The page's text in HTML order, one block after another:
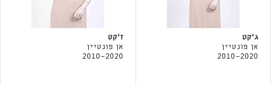
ג'קט
אן פונטיין
2010-2020
ז'קט
אן פונטיין
2010-2020